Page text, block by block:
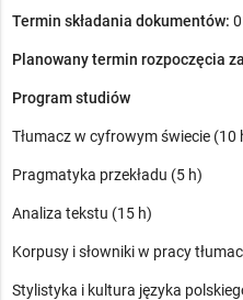
Termin składania dokumentów:
Planowany termin rozpoczęcia
Program studiów
Tłumacz w cyfrowym świecie (10
Pragmatyka przekładu (5 h)
Analiza tekstu (15 h)
Korpusy i słowniki w pracy
Stylistyka i kultura języka